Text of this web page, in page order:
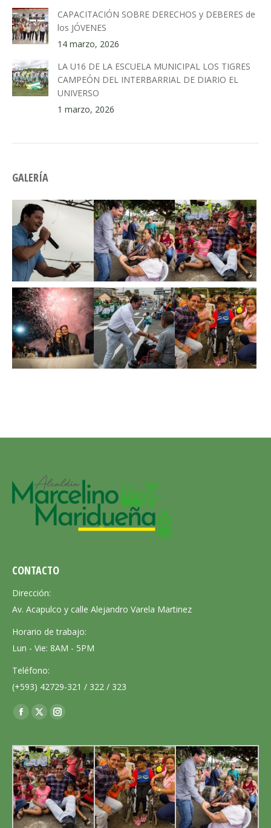
CAPACITACIÓN SOBRE DERECHOS y DEBERES de
los JÓVENES
14 marzo, 2026
LA U16 DE LA ESCUELA MUNICIPAL LOS TIGRES
CAMPEÓN DEL INTERBARRIAL DE DIARIO EL
UNIVERSO
1 marzo, 2026
GALERÍA
CONTACTO
Dirección:
Av. Acapulco y calle Alejandro Varela Martinez
Horario de trabajo:
Lun - Vie: 8AM - 5PM
Teléfono:
(+593) 42729-321 / 322 / 323
Encuéntranos en:
Facebook
opens
in
new
window
X
opens
in
new
window
Instagram
opens
in
new
window